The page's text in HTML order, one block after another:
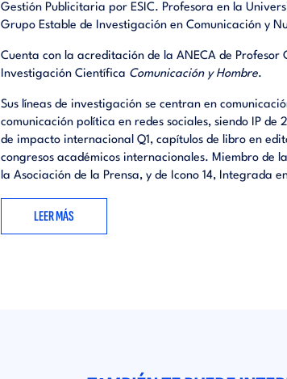
Gestión Publicitaria por ESIC. Profesora en la
Grupo Estable de Investigación en Comunicación y
Cuenta con la acreditación de la ANECA de
Investigación Científica Comunicación y Hombre.
Sus líneas de investigación se centran en
comunicación política en redes sociales, siendo IP
de impacto internacional Q1, capítulos de libro en
congresos académicos internacionales. Miembro de
la Asociación de la Prensa, y de Icono 14, Integrada
LEER MÁS